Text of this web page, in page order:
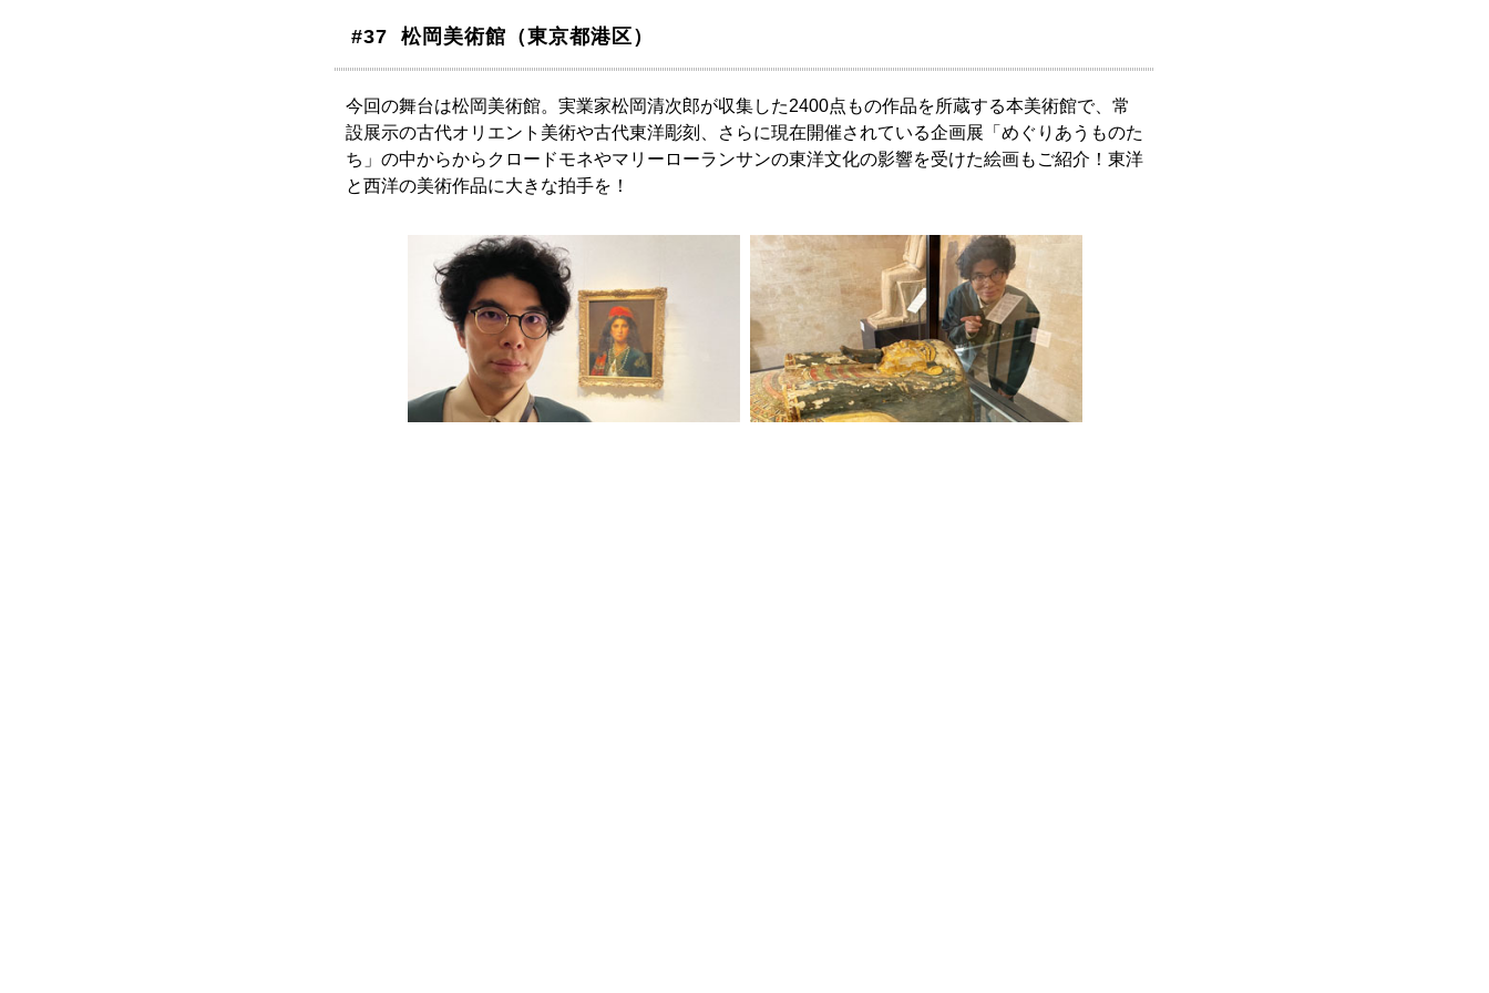
#37 松岡美術館（東京都港区）
今回の舞台は松岡美術館。実業家松岡清次郎が収集した2400点もの作品を所蔵する本美術館で、常
設展示の古代オリエント美術や古代東洋彫刻、さらに現在開催されている企画展「めぐりあうものた
ち」の中からからクロードモネやマリーローランサンの東洋文化の影響を受けた絵画もご紹介！東洋
と西洋の美術作品に大きな拍手を！